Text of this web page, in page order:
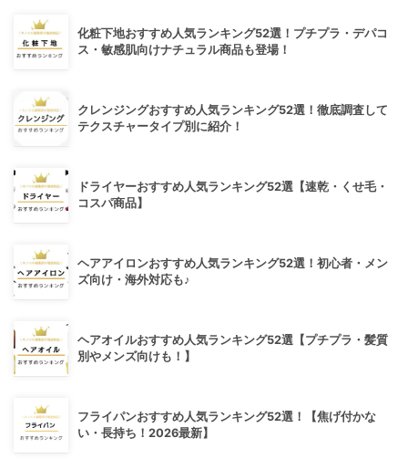
化粧下地おすすめ人気ランキング52選！プチプラ・デパコ
ス・敏感肌向けナチュラル商品も登場！
クレンジングおすすめ人気ランキング52選！徹底調査して
テクスチャータイプ別に紹介！
ドライヤーおすすめ人気ランキング52選【速乾・くせ毛・
コスパ商品】
ヘアアイロンおすすめ人気ランキング52選！初心者・メン
ズ向け・海外対応も♪
ヘアオイルおすすめ人気ランキング52選【プチプラ・髪質
別やメンズ向けも！】
フライパンおすすめ人気ランキング52選！【焦げ付かな
い・長持ち！2026最新】